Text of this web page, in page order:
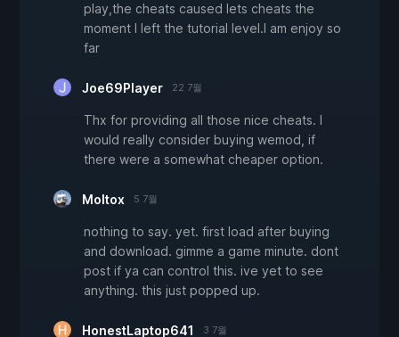
play,the cheats caused lets cheats the
moment I left the tutorial level.I am enjoy so
far
Joe69Player 22 7월
Thx for providing all those nice cheats. I
would really consider buying wemod, if
there were a somewhat cheaper option.
Moltox 5 7월
nothing to say. yet. first load after buying
and download. gimme a game minute. dont
post if ya can control this. ive yet to see
anything. this just popped up.
HonestLaptop641 3 7월